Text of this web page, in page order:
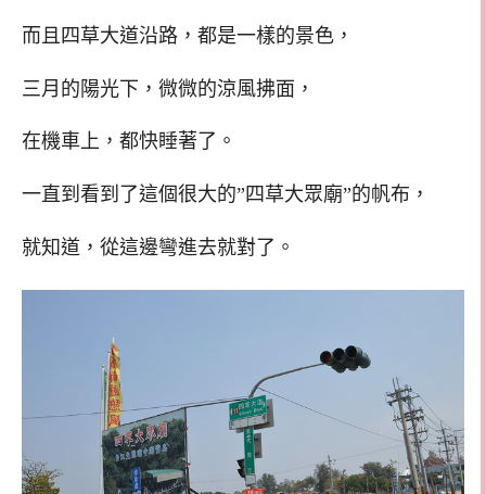
而且四草大道沿路，都是一樣的景色，
三月的陽光下，微微的涼風拂面，
在機車上，都快睡著了。
一直到看到了這個很大的”四草大眾廟”的帆布，
就知道，從這邊彎進去就對了。